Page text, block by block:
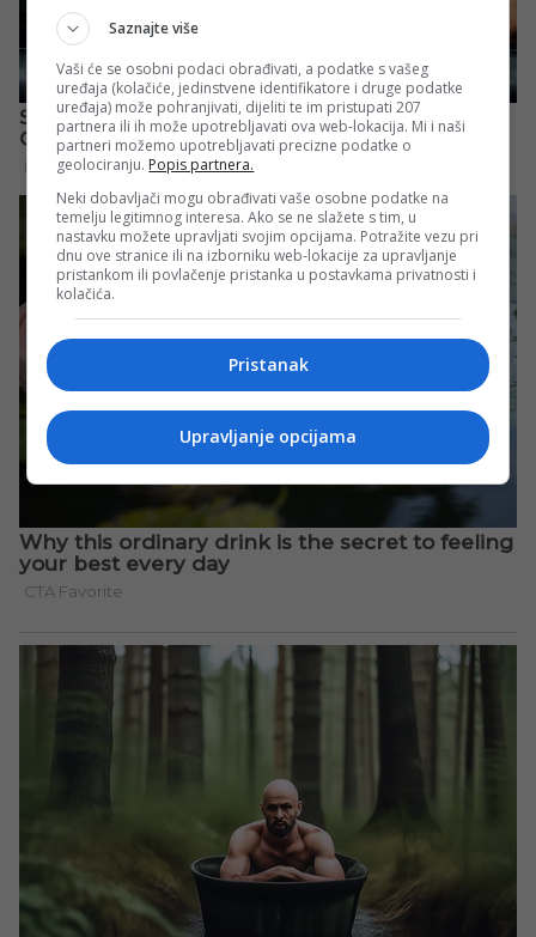
Saznajte više
Vaši će se osobni podaci obrađivati, a podatke s vašeg
uređaja (kolačiće, jedinstvene identifikatore i druge podatke
uređaja) može pohranjivati, dijeliti te im pristupati 207
partnera ili ih može upotrebljavati ova web-lokacija. Mi i naši
partneri možemo upotrebljavati precizne podatke o
geolociranju. Popis partnera.
Neki dobavljači mogu obrađivati vaše osobne podatke na
temelju legitimnog interesa. Ako se ne slažete s tim, u
nastavku možete upravljati svojim opcijama. Potražite vezu pri
dnu ove stranice ili na izborniku web-lokacije za upravljanje
pristankom ili povlačenje pristanka u postavkama privatnosti i
kolačića.
Pristanak
Upravljanje opcijama